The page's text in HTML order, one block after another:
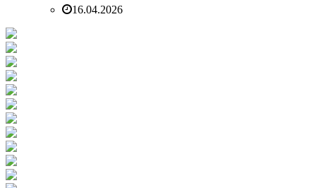
16.04.2026